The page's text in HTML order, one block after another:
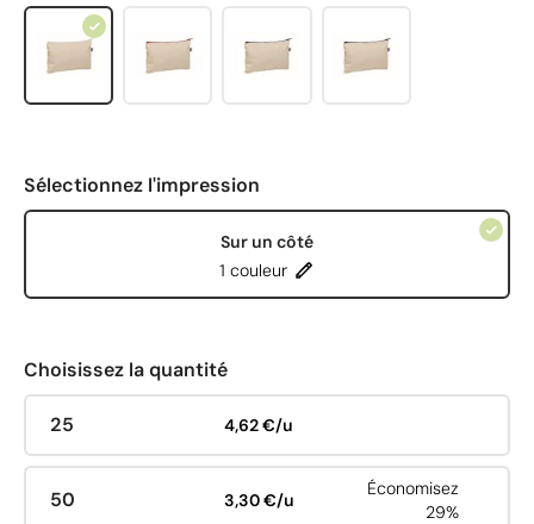
Sélectionnez l'impression
Sur un côté
1 couleur
Choisissez la quantité
25 4,62 €/u
50 3,30 €/u
Économisez
29%